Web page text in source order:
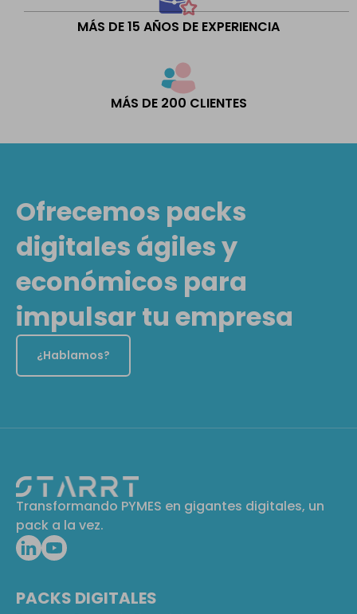
MÁS DE 15 AÑOS DE EXPERIENCIA
MÁS DE 200 CLIENTES
Ofrecemos packs
digitales ágiles y
económicos para
impulsar tu empresa
¿Hablamos?
Transformando PYMES en gigantes digitales, un
pack a la vez.
PACKS DIGITALES